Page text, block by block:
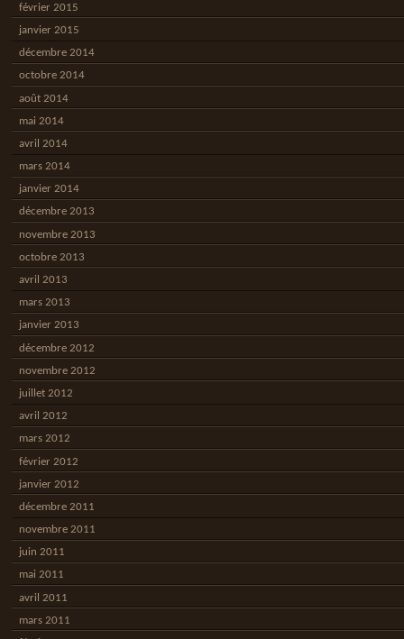
février 2015
janvier 2015
décembre 2014
octobre 2014
août 2014
mai 2014
avril 2014
mars 2014
janvier 2014
décembre 2013
novembre 2013
octobre 2013
avril 2013
mars 2013
janvier 2013
décembre 2012
novembre 2012
juillet 2012
avril 2012
mars 2012
février 2012
janvier 2012
décembre 2011
novembre 2011
juin 2011
mai 2011
avril 2011
mars 2011